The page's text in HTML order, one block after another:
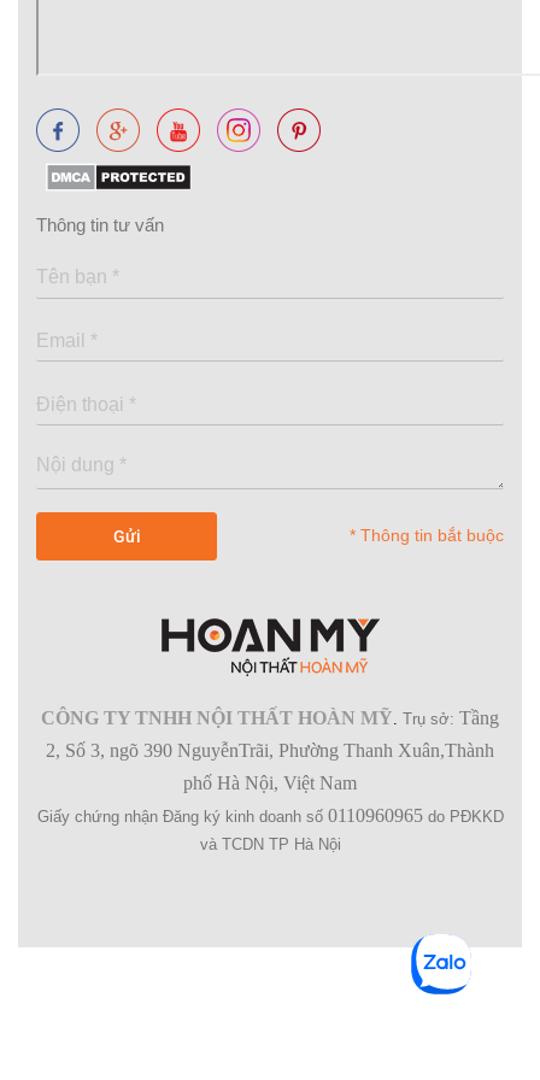
Thông tin tư vấn
* Thông tin bắt buộc
CÔNG TY TNHH NỘI THẤT HOÀN MỸ. Trụ sở: Tầng
2, Số 3, ngõ 390 NguyễnTrãi, Phường Thanh Xuân,Thành
phố Hà Nội, Việt Nam
Giấy chứng nhận Đăng ký kinh doanh số 0110960965do PĐKKD
và TCDN TP Hà Nội